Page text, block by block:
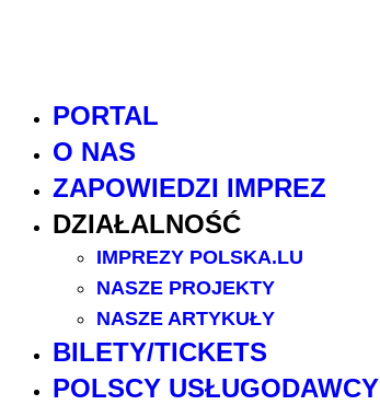
PORTAL
O NAS
ZAPOWIEDZI IMPREZ
DZIAŁALNOŚĆ
IMPREZY POLSKA.LU
NASZE PROJEKTY
NASZE ARTYKUŁY
BILETY/TICKETS
POLSCY USŁUGODAWCY